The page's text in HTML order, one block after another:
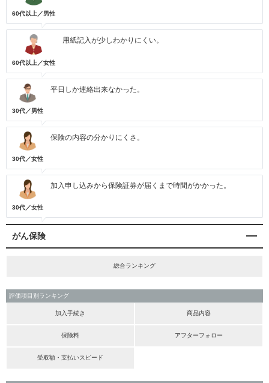
60代以上／男性
60代以上／女性
用紙記入が少しわかりにくい。
30代／男性
平日しか連絡出来なかった。
30代／女性
保険の内容の分かりにくさ。
30代／女性
加入申し込みから保険証券が届くまで時間がかかった。
がん保険
総合ランキング
評価項目別ランキング
加入手続き 商品内容
保険料 アフターフォロー
受取額・支払いスピード